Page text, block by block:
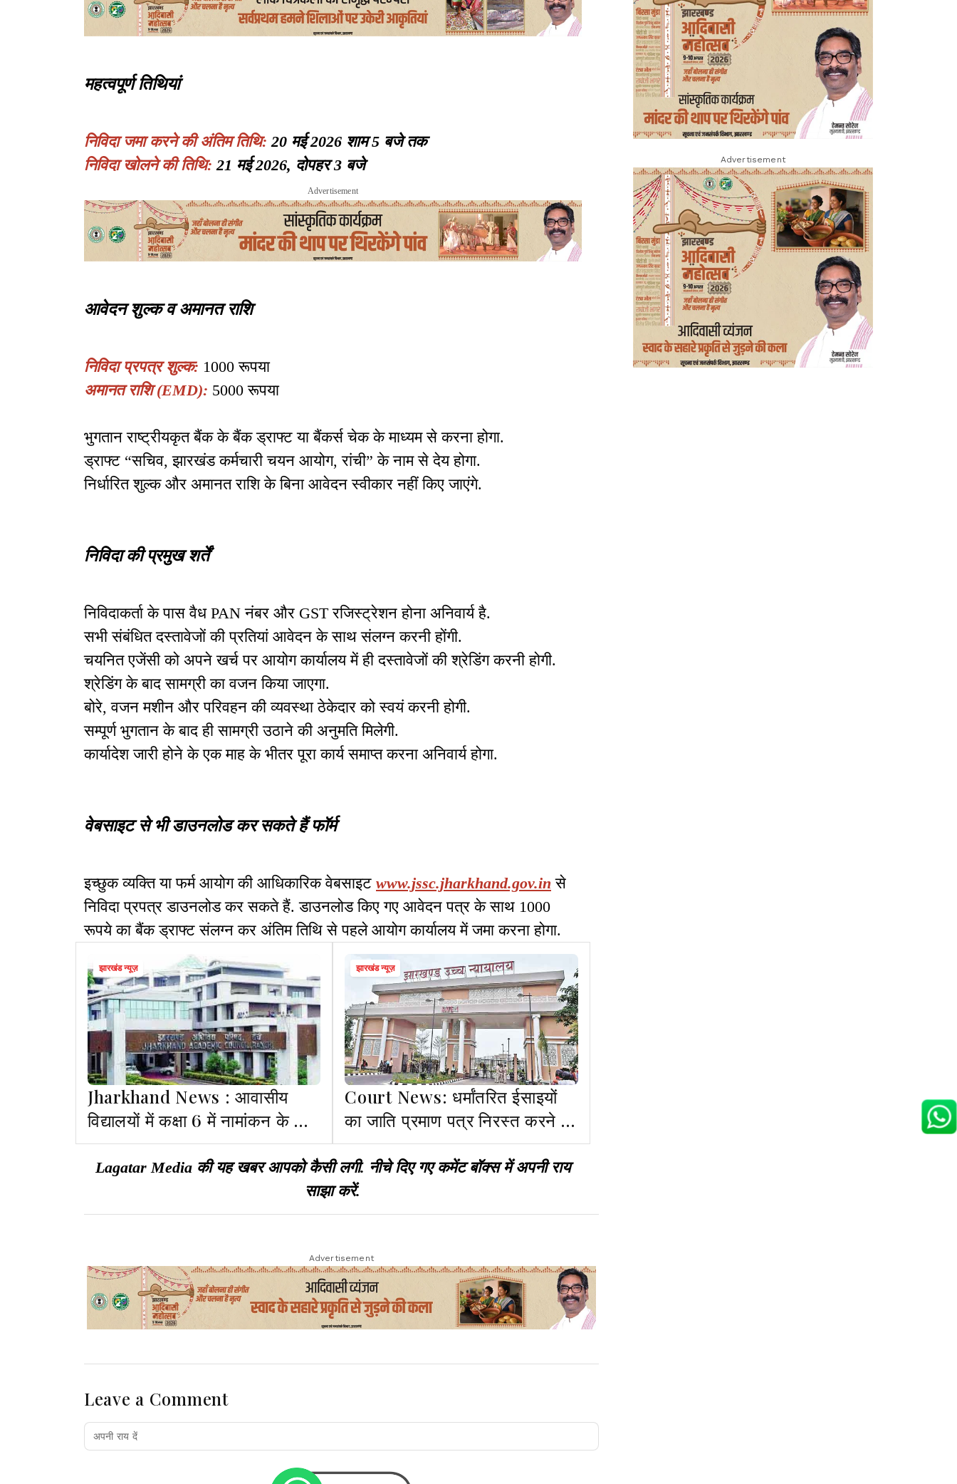
महत्वपूर्ण तिथियां
निविदा जमा करने की अंतिम तिथि: 20 मई 2026 शाम 5 बजे तक
निविदा खोलने की तिथि: 21 मई 2026, दोपहर 3 बजे
Advertisement
आवेदन शुल्क व अमानत राशि
निविदा प्रपत्र शुल्क: 1000 रूपया
अमानत राशि (EMD): 5000 रूपया
भुगतान राष्ट्रीयकृत बैंक के बैंक ड्राफ्ट या बैंकर्स चेक के माध्यम से करना होगा.
ड्राफ्ट “सचिव, झारखंड कर्मचारी चयन आयोग, रांची” के नाम से देय होगा.
निर्धारित शुल्क और अमानत राशि के बिना आवेदन स्वीकार नहीं किए जाएंगे.
निविदा की प्रमुख शर्तें
निविदाकर्ता के पास वैध PAN नंबर और GST रजिस्ट्रेशन होना अनिवार्य है.
सभी संबंधित दस्तावेजों की प्रतियां आवेदन के साथ संलग्न करनी होंगी.
चयनित एजेंसी को अपने खर्च पर आयोग कार्यालय में ही दस्तावेजों की श्रेडिंग करनी होगी.
श्रेडिंग के बाद सामग्री का वजन किया जाएगा.
बोरे, वजन मशीन और परिवहन की व्यवस्था ठेकेदार को स्वयं करनी होगी.
सम्पूर्ण भुगतान के बाद ही सामग्री उठाने की अनुमति मिलेगी.
कार्यादेश जारी होने के एक माह के भीतर पूरा कार्य समाप्त करना अनिवार्य होगा.
वेबसाइट से भी डाउनलोड कर सकते हैं फॉर्म
इच्छुक व्यक्ति या फर्म आयोग की आधिकारिक वेबसाइट www.jssc.jharkhand.gov.in से
निविदा प्रपत्र डाउनलोड कर सकते हैं. डाउनलोड किए गए आवेदन पत्र के साथ 1000
रूपये का बैंक ड्राफ्ट संलग्न कर अंतिम तिथि से पहले आयोग कार्यालय में जमा करना होगा.
झारखंड न्यूज़
Jharkhand News : आवासीय
विद्यालयों में कक्षा 6 में नामांकन के लिए
JAC प्रवेश परीक्षा, आवेदन शुरू
झारखंड न्यूज़
Court News: धर्मांतरित ईसाइयों
का जाति प्रमाण पत्र निरस्त करने कि
मांग पर हाईकोर्ट में PIL दायर
Lagatar Media की यह खबर आपको कैसी लगी. नीचे दिए गए कमेंट बॉक्स में अपनी राय
साझा करें.
Advertisement
Leave a Comment
Advertisement